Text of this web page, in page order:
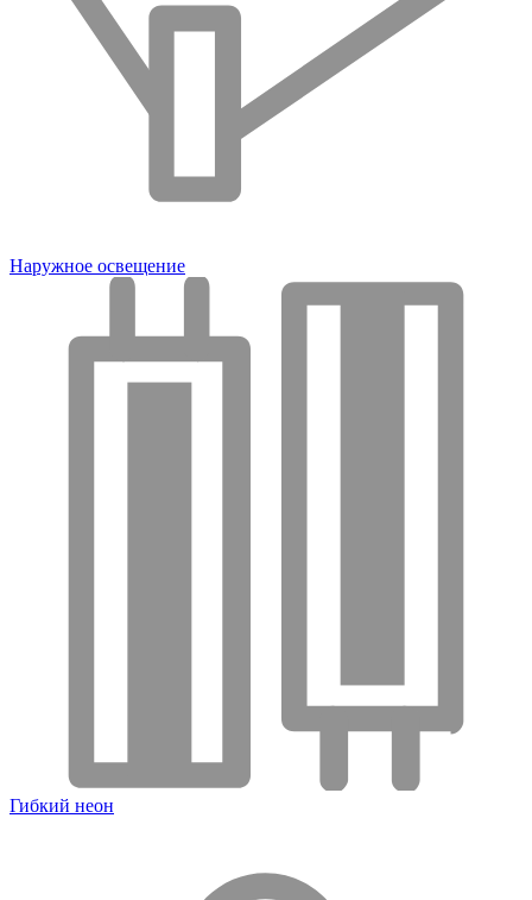
Наружное освещение
Гибкий неон